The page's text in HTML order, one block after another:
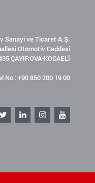
Sanayi ve Ticaret A.Ş.
Otomotiv Caddesi
ÇAYIROVA-KOCAELİ
No : +90 850 200 19 00